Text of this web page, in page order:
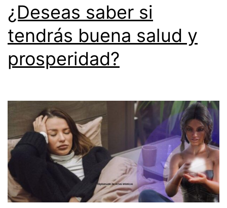
¿Deseas saber si
tendrás buena salud y
prosperidad?